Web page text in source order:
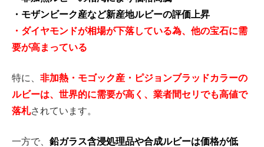
・モザンビーク産など新産地ルビーの評価上昇
・ダイヤモンドが相場が下落している為、他の宝石に需
要が高まっている
特に、 非加熱・モゴック産・ピジョンブラッドカラーの
ルビーは、世界的に需要が高く、業者間セリでも高値で
落札されています。
一方で、 鉛ガラス含浸処理品や合成ルビーは価格が低